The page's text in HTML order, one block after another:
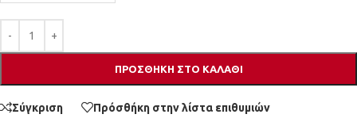
ΠΡΟΣΘΉΚΗ ΣΤΟ ΚΑΛΆΘΙ
Σύγκριση Πρόσθήκη στην λίστα επιθυμιών